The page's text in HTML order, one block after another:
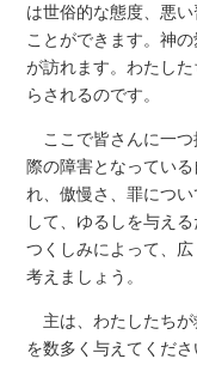
は世俗的な態度、悪
ことができます。神
が訪れます。わたし
らされるのです。
ここで皆さんに一つ
際の障害となってい
れ、傲慢さ、罪につ
して、ゆるしを与え
つくしみによって、
考えましょう。
主は、わたしたちが
を数多く与えてくだ